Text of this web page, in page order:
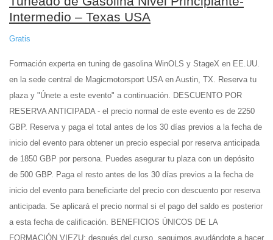
Intermedio – Texas USA
Gratis
Formación experta en tuning de gasolina WinOLS y StageX en EE.UU.
en la sede central de Magicmotorsport USA en Austin, TX. Reserva tu
plaza y "Únete a este evento" a continuación. DESCUENTO POR
RESERVA ANTICIPADA - el precio normal de este evento es de 2250
GBP. Reserva y paga el total antes de los 30 días previos a la fecha de
inicio del evento para obtener un precio especial por reserva anticipada
de 1850 GBP por persona. Puedes asegurar tu plaza con un depósito
de 500 GBP. Paga el resto antes de los 30 días previos a la fecha de
inicio del evento para beneficiarte del precio con descuento por reserva
anticipada. Se aplicará el precio normal si el pago del saldo es posterior
a esta fecha de calificación. BENEFICIOS ÚNICOS DE LA
FORMACIÓN VIEZU: después del curso, seguimos ayudándote a hacer